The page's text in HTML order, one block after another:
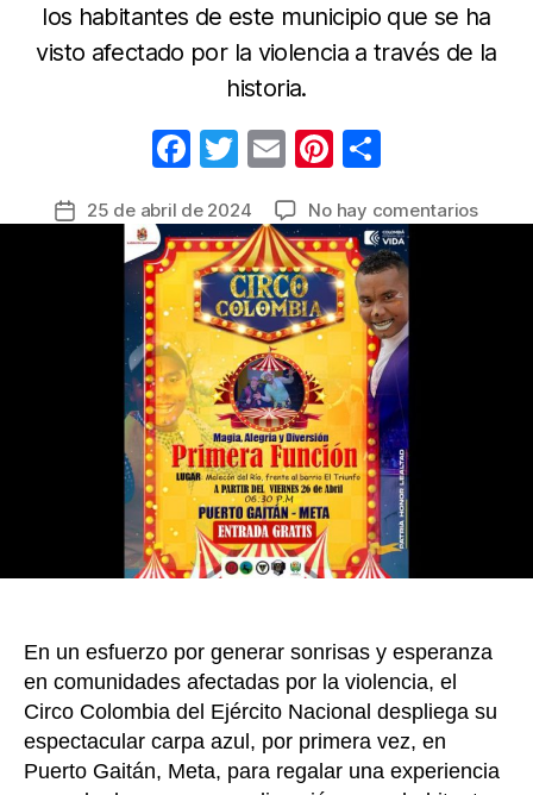
los habitantes de este municipio que se ha
visto afectado por la violencia a través de la
historia.
F
c
e
b
o
o
k
T
itt
er
E
ail
Pi
er
e
st
m
p
ar
tir
Fecha25 de abril de 2024 No hay comentariosen
a
Meta
En un esfuerzo por generar sonrisas y esperanza
en comunidades afectadas por la violencia, el
Circo Colombia del Ejército Nacional despliega su
espectacular carpa azul, por primera vez, en
Puerto Gaitán, Meta, para regalar una experiencia